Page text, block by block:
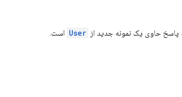
پاسخ حاوی یک نمونه جدید از User است.